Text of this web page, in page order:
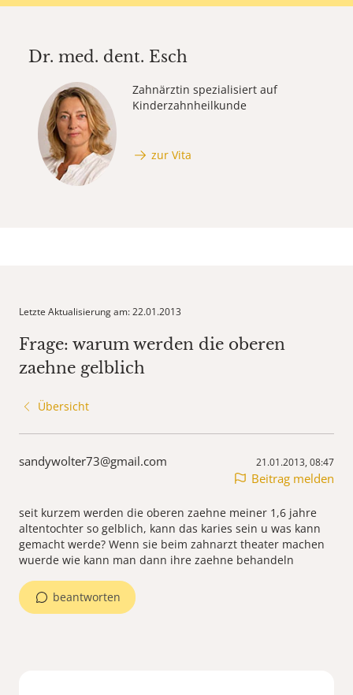
Dr. med. dent. Esch
Zahnärztin spezialisiert auf
Kinderzahnheilkunde
zur Vita
Letzte Aktualisierung am: 22.01.2013
Frage: warum werden die oberen
zaehne gelblich
Übersicht
sandywolter73@gmail.com 21.01.2013, 08:47
Beitrag melden
seit kurzem werden die oberen zaehne meiner 1,6 jahre
altentochter so gelblich, kann das karies sein u was kann
gemacht werde? Wenn sie beim zahnarzt theater machen
wuerde wie kann man dann ihre zaehne behandeln
beantworten